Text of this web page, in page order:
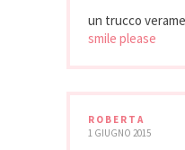
un trucco
smile please
ROBERTA
1 GIUGNO 2015